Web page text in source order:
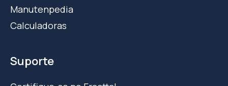
Manutenpedia
Calculadoras
Suporte